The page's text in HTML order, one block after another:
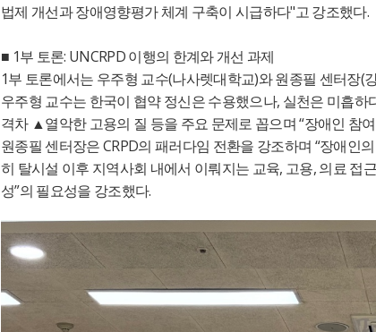
법제 개선과 장애영향평가 체계 구축이 시급하다"고 강조했다.
■ 1부 토론: UNCRPD 이행의 한계와 개선 과제
1부 토론에서는 우주형 교수(나사렛대학교)와 원종필 센터장(
우주형 교수는 한국이 협약 정신은 수용했으나, 실천은 미흡하
격차 ▲ 열악한 고용의 질 등을 주요 문제로 꼽으며“장애인 참
원종필 센터장은 CRPD의 패러다임 전환을 강조하며 “장애인
히 탈시설 이후 지역사회 내에서 이뤄지는 교육, 고용, 의료 접
성”의 필요성을 강조했다.